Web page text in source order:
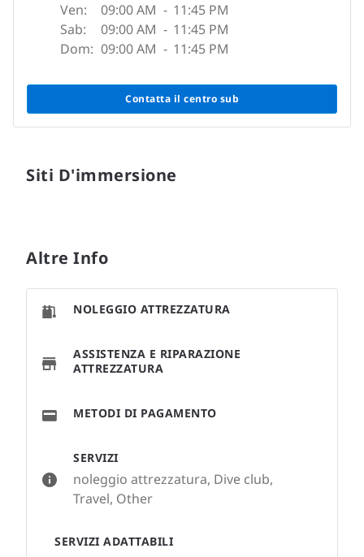
Ven:
09:00 AM - 11:45 PM
Sab:
09:00 AM - 11:45 PM
Dom: 09:00 AM - 11:45 PM
Contatta il centro sub
Siti D'immersione
Altre Info
SERVIZI
noleggio attrezzatura, Dive club,
Travel, Other
SERVIZI ADATTABILI
NOLEGGIO ATTREZZATURA
ASSISTENZA E RIPARAZIONE
ATTREZZATURA
METODI DI PAGAMENTO